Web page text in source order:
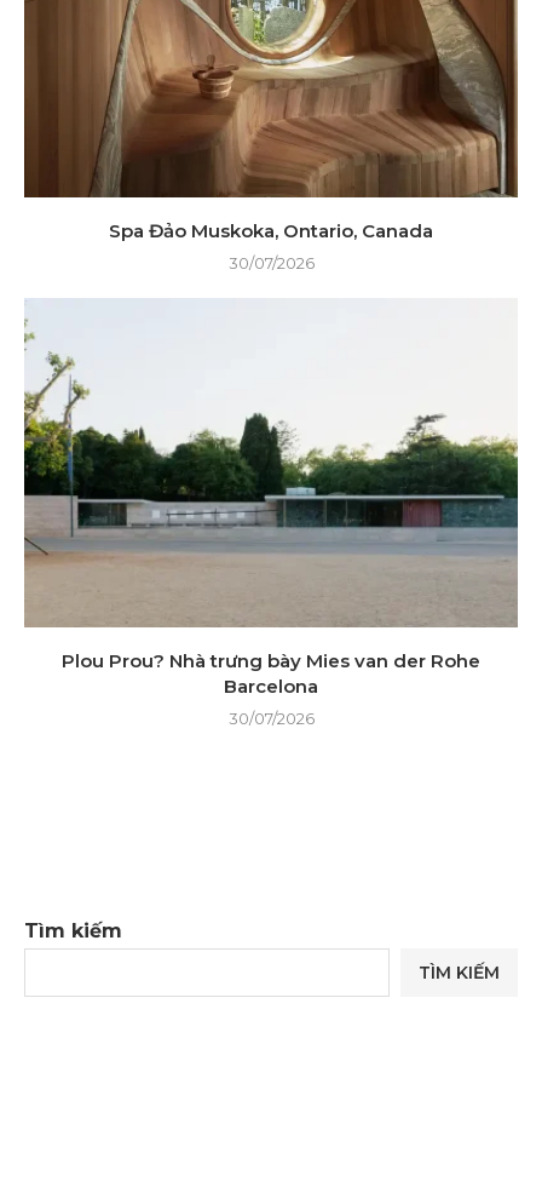
Spa Đảo Muskoka, Ontario, Canada
30/07/2026
Plou Prou? Nhà trưng bày Mies van der Rohe
Barcelona
30/07/2026
Tìm kiếm
TÌM KIẾM